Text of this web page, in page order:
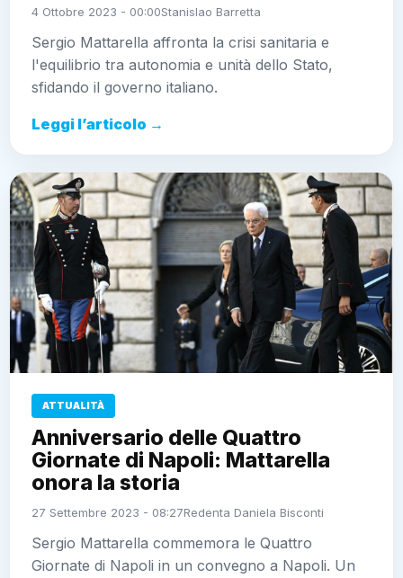
4 Ottobre 2023 - 00:00Stanislao Barretta
Sergio Mattarella affronta la crisi sanitaria e
l'equilibrio tra autonomia e unità dello Stato,
sfidando il governo italiano.
Leggi l’articolo →
ATTUALITÀ
Anniversario delle Quattro
Giornate di Napoli: Mattarella
onora la storia
27 Settembre 2023 - 08:27Redenta Daniela Bisconti
Sergio Mattarella commemora le Quattro
Giornate di Napoli in un convegno a Napoli. Un